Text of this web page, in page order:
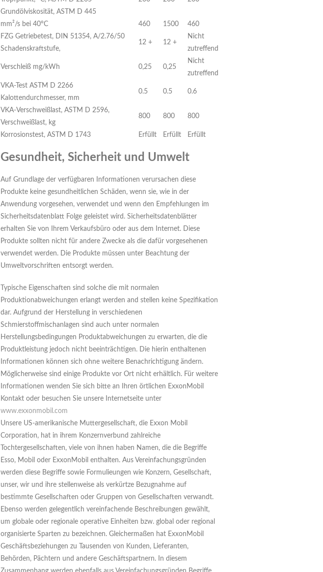
Grundölviskosität, ASTM D 445
mm²/s bei 40°C
460 1500
460
FZG Getriebetest, DIN 51354, A/2.76/50
Schadenskraftstufe,
12 + 12 +
Nicht
zutreffend
Verschleiß mg/kWh 0,25 0,25
Nicht
zutreffend
VKA-Test ASTM D 2266
Kalottendurchmesser, mm
0.5 0.5 0.6
VKA-Verschweißlast, ASTM D 2596,
Verschweißlast, kg
800 800 800
Korrosionstest, ASTM D 1743 Erfüllt Erfüllt Erfüllt
Gesundheit, Sicherheit und Umwelt
Auf Grundlage der verfügbaren Informationen verursachen diese
Produkte keine gesundheitlichen Schäden, wenn sie, wie in der
Anwendung vorgesehen, verwendet und wenn den Empfehlungen im
Sicherheitsdatenblatt Folge geleistet wird. Sicherheitsdatenblätter
erhalten Sie von Ihrem Verkaufsbüro oder aus dem Internet. Diese
Produkte sollten nicht für andere Zwecke als die dafür vorgesehenen
verwendet werden. Die Produkte müssen unter Beachtung der
Umweltvorschriften entsorgt werden.
Typische Eigenschaften sind solche die mit normalen
Produktionabweichungen erlangt werden and stellen keine Spezifikation
dar. Aufgrund der Herstellung in verschiedenen
Schmierstoffmischanlagen sind auch unter normalen
Herstellungsbedingungen Produktabweichungen zu erwarten, die die
Produktleistung jedoch nicht beeinträchtigen. Die hierin enthaltenen
Informationen können sich ohne weitere Benachrichtigung ändern.
Möglicherweise sind einige Produkte vor Ort nicht erhältlich. Für weitere
Informationen wenden Sie sich bitte an Ihren örtlichen ExxonMobil
Kontakt oder besuchen Sie unsere Internetseite unter
www.exxonmobil.com
Unsere US-amerikanische Muttergesellschaft, die Exxon Mobil
Corporation, hat in ihrem Konzernverbund zahlreiche
Tochtergesellschaften, viele von ihnen haben Namen, die die Begriffe
Esso, Mobil oder ExxonMobil enthalten. Aus Vereinfachungsgründen
werden diese Begriffe sowie Formulieungen wie Konzern, Gesellschaft,
unser, wir und ihre stellenweise als verkürtze Bezugnahme auf
bestimmte Gesellschaften oder Gruppen von Gesellschaften verwandt.
Ebenso werden gelegentlich vereinfachende Beschreibungen gewählt,
um globale oder regionale operative Einheiten bzw. global oder regional
organisierte Sparten zu bezeichnen. Gleichermaßen hat ExxonMobil
Geschäftsbeziehungen zu Tausenden von Kunden, Lieferanten,
Behörden, Pächtern und andere Geschäftspartnern. In diesem